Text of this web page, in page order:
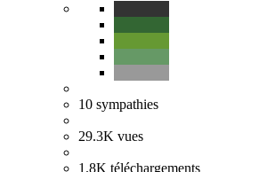
10 sympathies
29.3K vues
1.8K téléchargements